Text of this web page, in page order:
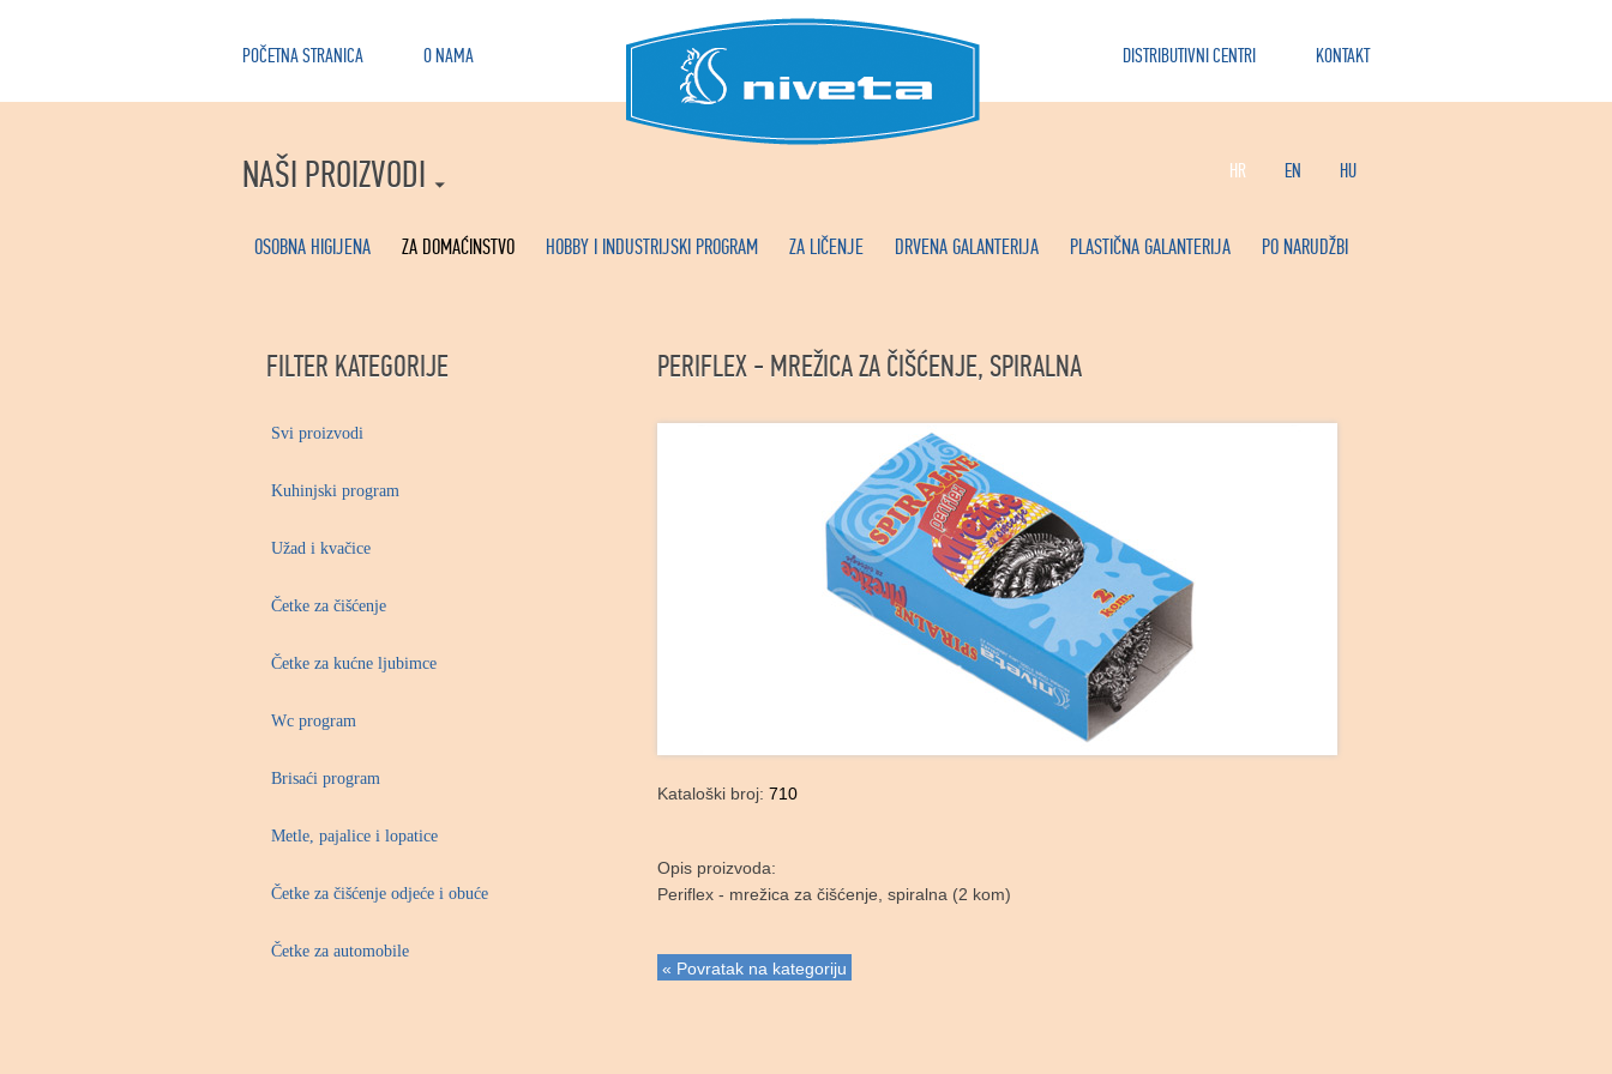
POČETNA STRANICA O NAMA DISTRIBUTIVNI CENTRI KONTAKT
HR EN HU
NAŠI PROIZVODI
OSOBNA HIGIJENA ZA DOMAĆINSTVO HOBBY I INDUSTRIJSKI PROGRAM ZA LIČENJE DRVENA GALANTERIJA PLASTIČNA GALANTERIJA PO NARUDŽBI
FILTER KATEGORIJE
Svi proizvodi
Kuhinjski program
Užad i kvačice
Četke za čišćenje
Četke za kućne ljubimce
Wc program
Brisaći program
Metle, pajalice i lopatice
Četke za čišćenje odjeće i obuće
Četke za automobile
PERIFLEX - MREŽICA ZA ČIŠĆENJE, SPIRALNA
Kataloški broj: 710
Opis proizvoda:
Periflex - mrežica za čišćenje, spiralna (2 kom)
« Povratak na kategoriju